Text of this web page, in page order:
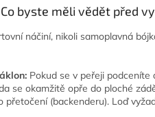
byste měli vědět před
náčiní, nikoli samoplavná
Pokud se v peřeji
se okamžitě opře do ploché
přetočení (backenderu). Loď